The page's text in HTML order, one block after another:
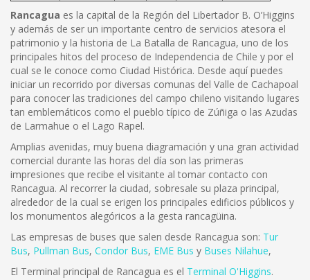
Rancagua es la capital de la Región del Libertador B. O’Higgins
y además de ser un importante centro de servicios atesora el
patrimonio y la historia de La Batalla de Rancagua, uno de los
principales hitos del proceso de Independencia de Chile y por el
cual se le conoce como Ciudad Histórica. Desde aquí puedes
iniciar un recorrido por diversas comunas del Valle de Cachapoal
para conocer las tradiciones del campo chileno visitando lugares
tan emblemáticos como el pueblo típico de Zúñiga o las Azudas
de Larmahue o el Lago Rapel.
Amplias avenidas, muy buena diagramación y una gran actividad
comercial durante las horas del día son las primeras
impresiones que recibe el visitante al tomar contacto con
Rancagua. Al recorrer la ciudad, sobresale su plaza principal,
alrededor de la cual se erigen los principales edificios públicos y
los monumentos alegóricos a la gesta rancagüina.
Las empresas de buses que salen desde Rancagua son: Tur
Bus, Pullman Bus, Condor Bus, EME Bus y Buses Nilahue,
El Terminal principal de Rancagua es el Terminal O'Higgins.